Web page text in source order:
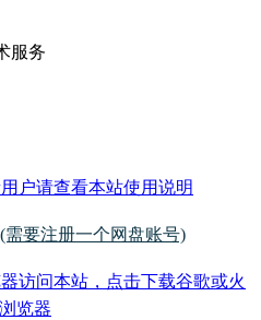
服务
户请查看本站使用说明
要注册一个网盘账号)
访问本站，点击下载谷歌或火
览器